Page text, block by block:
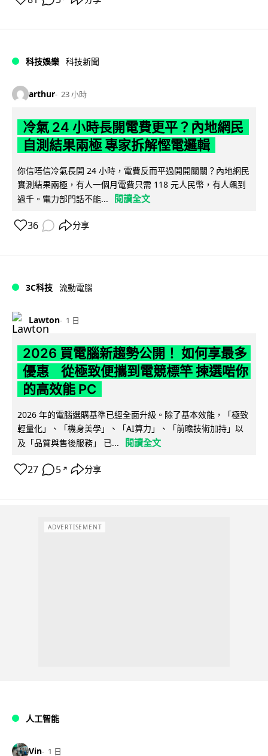
科技娛樂 科技新聞
arthur 23 小時
冷氣 24 小時長開電費更平？內地網民
自測結果兩極 專家拆解慳電邏輯
你信唔信冷氣長開 24 小時，電費反而平過開開關關？內地網民
實測結果兩極，有人一個月電費只需 118 元人民幣，有人飆到
過千。電力部門話不能...
閱讀全文
36 分享
3C科技 流動電腦
Lawton 1 日
2026 買電腦新趨勢公開！ 如何享最多
優惠 從極致便攜到電競標竿 揀選啱你
的高效能 PC
2026 年的電腦選購基準已經全面升級。除了基本效能，「極致
輕量化」、「機身美學」、「AI算力」、「前瞻技術加持」以
及「品質與售後服務」 已...
閱讀全文
27 5 ↗ 分享
ADVERTISEMENT
人工智能
Vin 1 日